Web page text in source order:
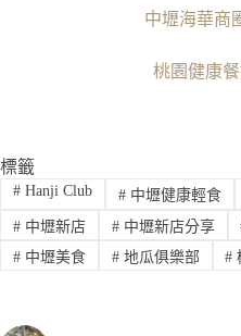
中壢海華商
桃園健康
標籤
#Hanji Club #中壢健康輕食
#中壢新店 #中壢新店分享
#中壢美食 #地瓜俱樂部 #